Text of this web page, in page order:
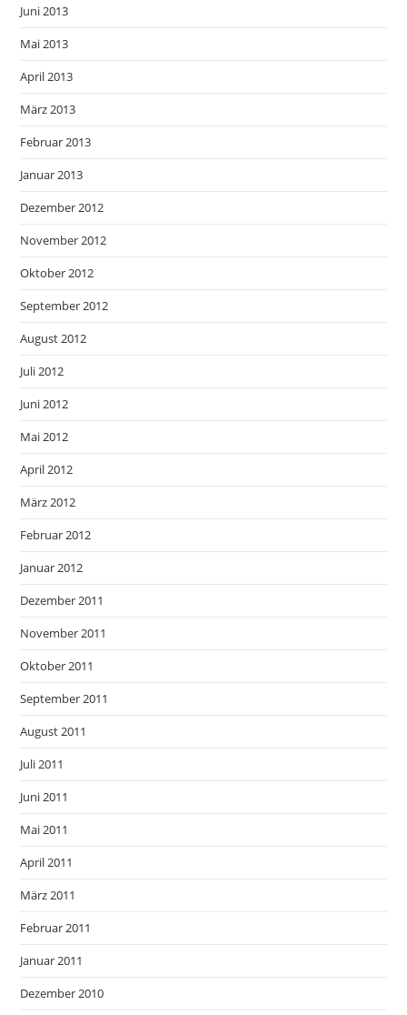
Juni 2013
Mai 2013
April 2013
März 2013
Februar 2013
Januar 2013
Dezember 2012
November 2012
Oktober 2012
September 2012
August 2012
Juli 2012
Juni 2012
Mai 2012
April 2012
März 2012
Februar 2012
Januar 2012
Dezember 2011
November 2011
Oktober 2011
September 2011
August 2011
Juli 2011
Juni 2011
Mai 2011
April 2011
März 2011
Februar 2011
Januar 2011
Dezember 2010